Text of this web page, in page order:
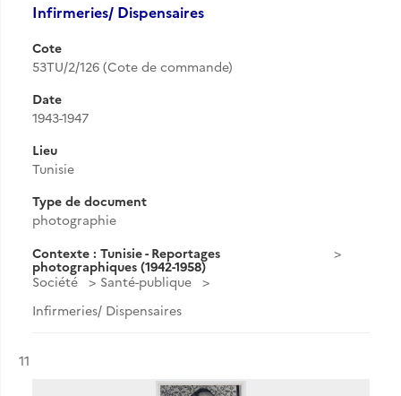
Infirmeries/ Dispensaires
Cote
53TU/2/126 (Cote de commande)
Date
1943-1947
Lieu
Tunisie
Type de document
photographie
Contexte : Tunisie - Reportages
photographiques (1942-1958)
Société
Santé-publique
Infirmeries/ Dispensaires
Résultat n°
11